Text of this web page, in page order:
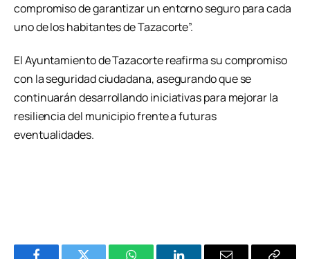
compromiso de garantizar un entorno seguro para cada
uno de los habitantes de Tazacorte”.
El Ayuntamiento de Tazacorte reafirma su compromiso
con la seguridad ciudadana, asegurando que se
continuarán desarrollando iniciativas para mejorar la
resiliencia del municipio frente a futuras
eventualidades.